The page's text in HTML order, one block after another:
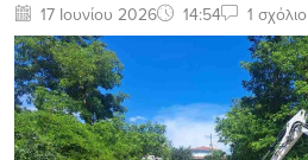
17 Ιουνίου 2026 14:54 1 σχόλιο